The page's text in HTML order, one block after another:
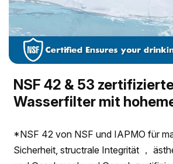
NSF 42 & 53
Wasserfilter mit
*NSF 42 von NSF und IAPMO für
Sicherheit, structrale Integrität ，